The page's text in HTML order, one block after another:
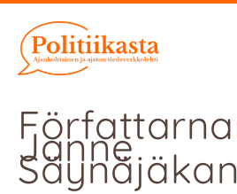
innehåll
Janne